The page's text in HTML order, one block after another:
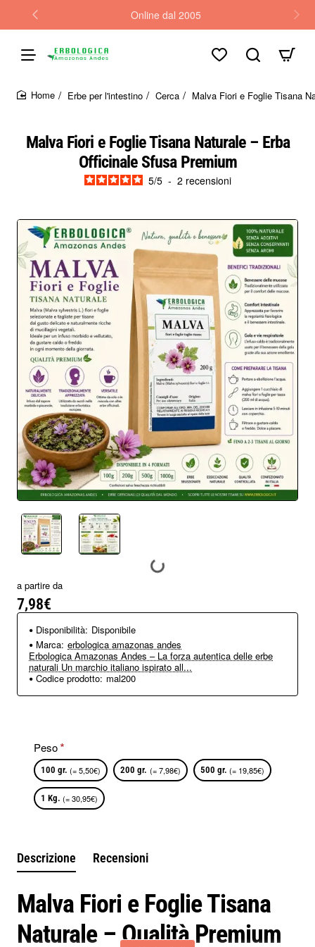
Online dal 2005
Malva Fiori e Foglie Tisana Naturale – Erba
Officinale Sfusa Premium
5/5 - 2 recensioni
Erbe per l'intestino Cerca Malva Fiori e Foglie Tisana
a partire da
7,98€
Disponibilità: Disponibile
Marca: erbologica amazonas andes
Erbologica Amazonas Andes – La forza autentica delle erbe
naturali Un marchio italiano ispirato all...
Codice prodotto: mal200
Peso
100 gr. (= 5,50€) 200 gr. (= 7,98€) 500 gr. (= 19,85€)
1 Kg. (= 30,95€)
Descrizione Recensioni
Malva Fiori e Foglie Tisana
Naturale – Qualità Premium